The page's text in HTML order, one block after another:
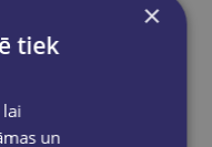
Alexandra Bracken
Angļu valoda
Children's Group
×
tiek
un